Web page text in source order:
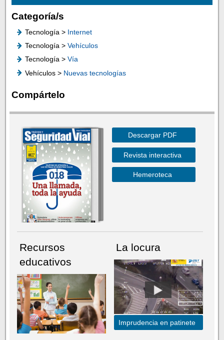
Categoría/s
Tecnología > Internet
Tecnología > Vehículos
Tecnología > Vía
Vehículos > Nuevas tecnologías
Compártelo
Descargar PDF
Revista interactiva
Hemeroteca
Recursos
educativos
La locura
Imprudencia en patinete